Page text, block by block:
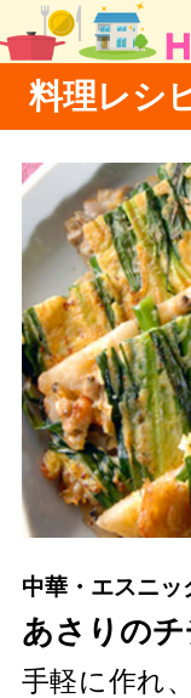
料理レシ
中華・エスニッ
あさりのチ
手軽に作れ